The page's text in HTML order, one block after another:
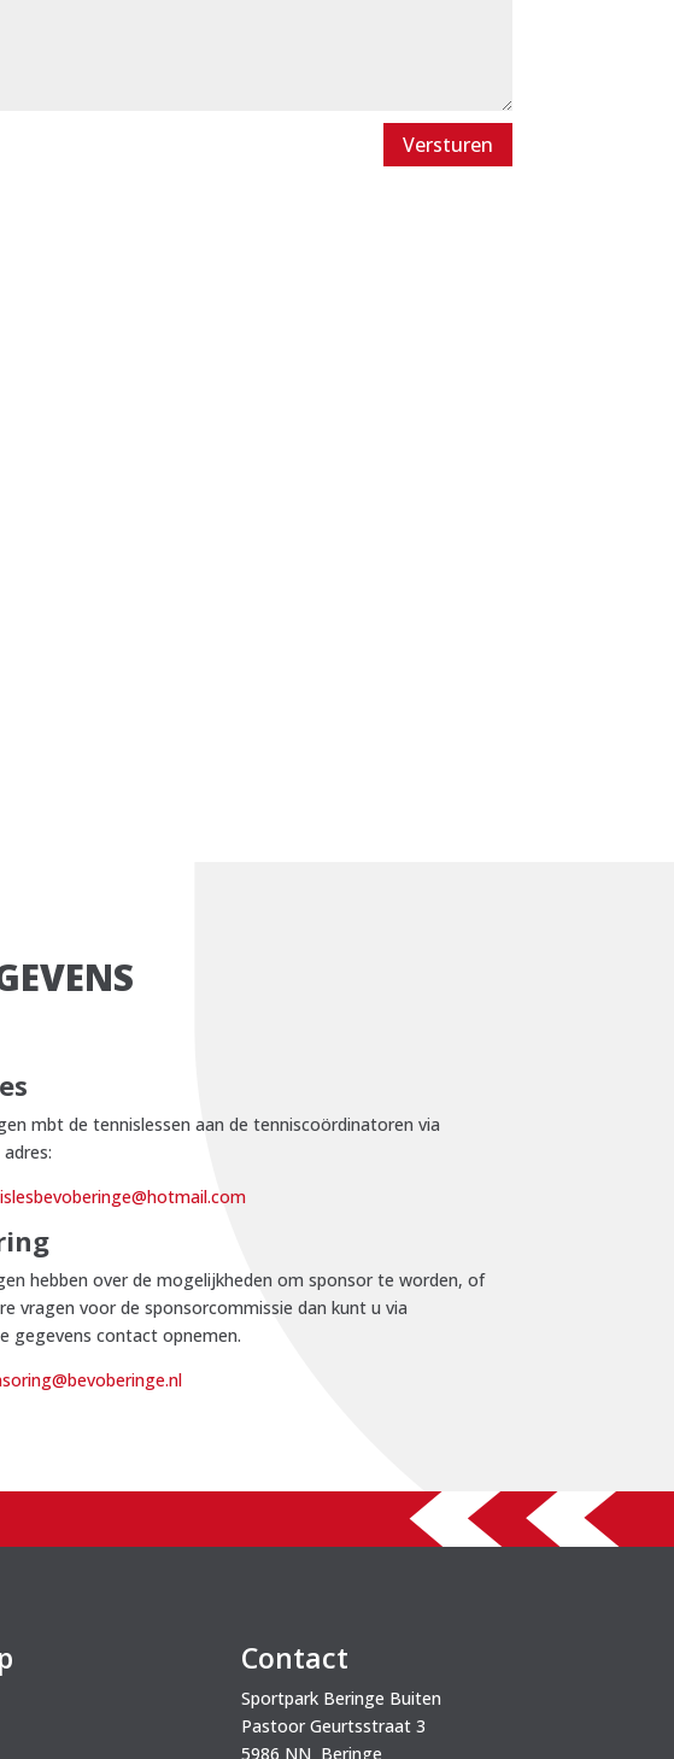
Versturen
mbt de tennislessen aan de tenniscoördinatoren via
hebben over de mogelijkheden om sponsor te worden, of
vragen voor de sponsorcommissie dan kunt u via
gegevens contact opnemen.
Contact
Sportpark Beringe Buiten
Pastoor Geurtsstraat 3
5986 NN Beringe